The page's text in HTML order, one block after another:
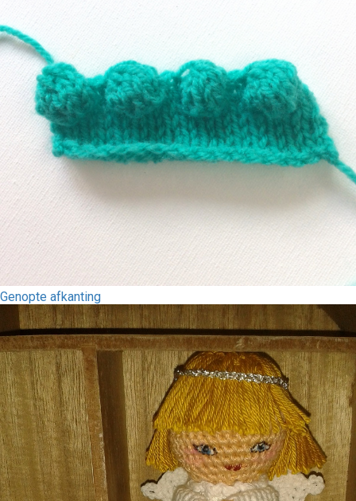
Genopte afkanting